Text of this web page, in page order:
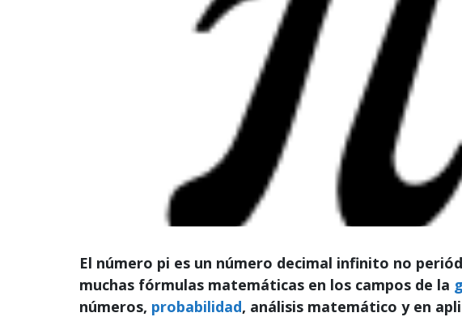
El número pi es un número decimal infinito no
muchas fórmulas matemáticas en los campos de la
números, probabilidad, análisis matemático y en